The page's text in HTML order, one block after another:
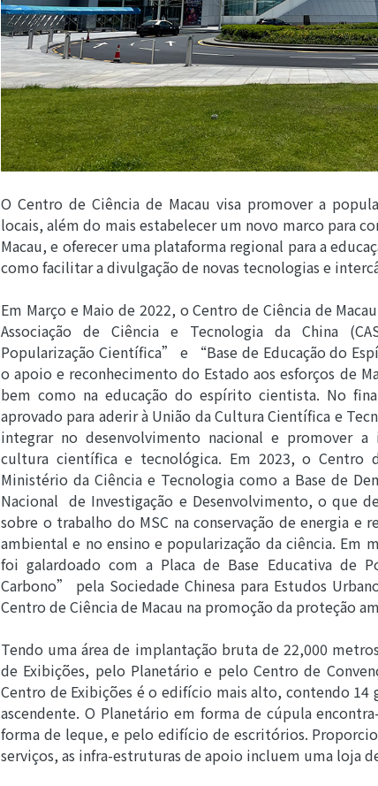
O Centro de Ciência de Macau visa promover a
locais, além do mais estabelecer um novo marco para
Macau, e oferecer uma plataforma regional para a
como facilitar a divulgação de novas tecnologias e
Em Março e Maio de 2022, o Centro de Ciência de
Associação de Ciência e Tecnologia da China
Popularização Científica” e “Base de Educação do
o apoio e reconhecimento do Estado aos esforços de
bem como na educação do espírito cientista. No
aprovado para aderir à União da Cultura Científica e
integrar no desenvolvimento nacional e promover
cultura científica e tecnológica. Em 2023, o Centro
Ministério da Ciência e Tecnologia como a Base de
Nacional de Investigação e Desenvolvimento, o que
sobre o trabalho do MSC na conservação de energia e
ambiental e no ensino e popularização da ciência. Em
foi galardoado com a Placa de Base Educativa de
Carbono” pela Sociedade Chinesa para Estudos
Centro de Ciência de Macau na promoção da proteção
Tendo uma área de implantação bruta de 22,000
de Exibições, pelo Planetário e pelo Centro de
Centro de Exibições é o edifício mais alto, contendo 14
ascendente. O Planetário em forma de cúpula
forma de leque, e pelo edifício de escritórios.
serviços, as infra-estruturas de apoio incluem uma loja